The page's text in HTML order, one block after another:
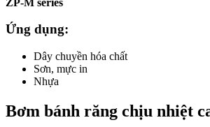
Ứng dụng:
Dây chuyền hóa chất
Sơn, mực in
Nhựa
Bơm bánh răng chịu nhiệt